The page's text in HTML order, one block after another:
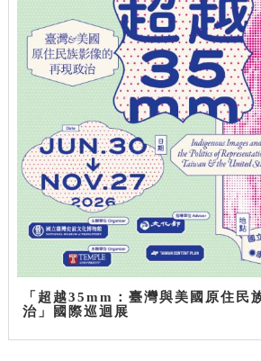
「超越35mm：臺灣與美國原住民
治」國際巡迴展